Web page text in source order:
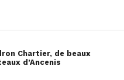
Chartier, de beaux
d’Ancenis